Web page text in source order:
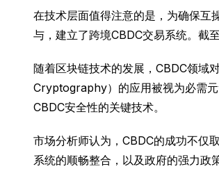
在技术层面值得注意的是，为确保
与，建立了跨境CBDC交易系统。截
随着区块链技术的发展，CBDC领域
Cryptography）的应用被视为必需
CBDC安全性的关键技术。
市场分析师认为，CBDC的成功不仅
系统的顺畅整合，以及政府的强力政